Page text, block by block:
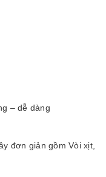
– dễ dàng
đơn giản gồm Vòi xịt,